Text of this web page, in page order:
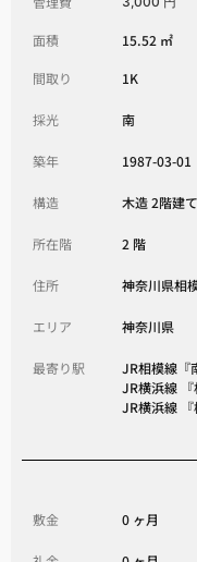
面積 15.52 ㎡
間取り 1K
採光 南
築年 1987-03-01
構造 木造 2階建て
所在階 2 階
住所 神奈川県相
エリア 神奈川県
最寄り駅
JR相模線『
JR横浜線
JR横浜線
敷金 0 ヶ月